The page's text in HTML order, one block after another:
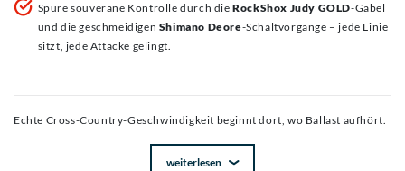
Spüre souveräne Kontrolle durch dieRockShox Judy GOLD-Gabel
und die geschmeidigen Shimano Deore-Schaltvorgänge – jede Linie
sitzt, jede Attacke gelingt.
Echte Cross-Country-Geschwindigkeit beginnt dort, wo Ballast aufhört.
weiterlesen